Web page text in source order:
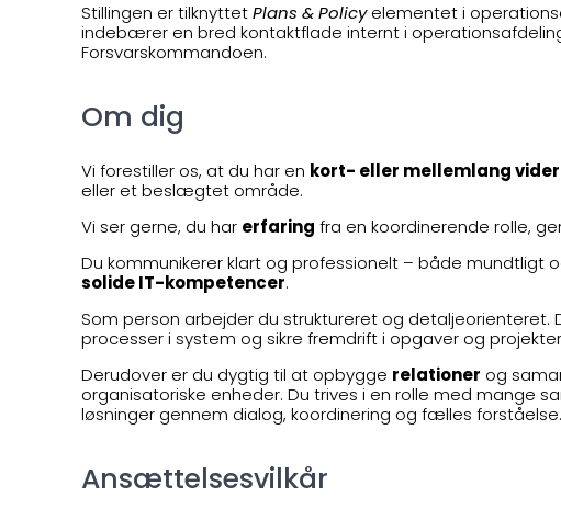
Stillingen er tilknyttetPlans & Policyelementet i
indebærer en bred kontaktflade internt i
Forsvarskommandoen.
Om dig
Vi forestiller os, at du har en kort- eller mellemlang
eller et beslægtet område.
Vi ser gerne, du har erfaring fra en koordinerende rolle,
Du kommunikerer klart og professionelt – både mundtligt
solide IT-kompetencer.
Som person arbejder du struktureret og detaljeorienteret.
processer i system og sikre fremdrift i opgaver og
Derudover er du dygtig til at opbygge relationer og
organisatoriske enheder. Du trives i en rolle med mange
løsninger gennem dialog, koordinering og fælles forståelse.
Ansættelsesvilkår